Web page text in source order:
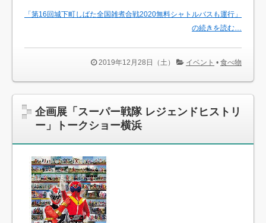
「第16回城下町しばた全国雑煮合戦2020無料シャトルバスも運行」
の続きを読む…
2019年12月28日（土） イベント • 食べ物
企画展「スーパー戦隊 レジェンドヒストリ
ー」トークショー横浜